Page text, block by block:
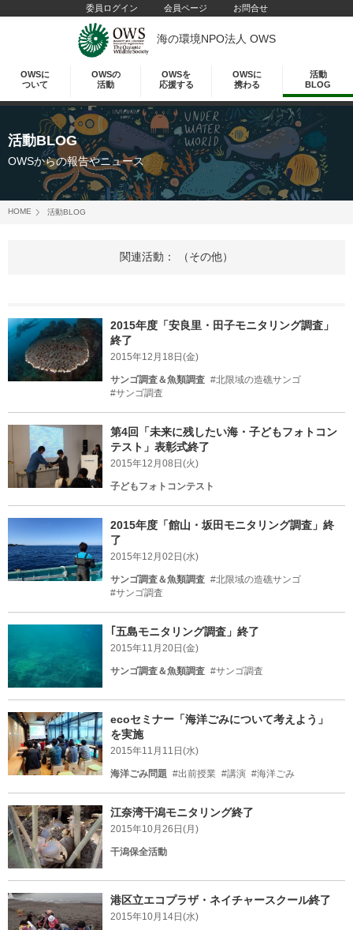
委員ログイン 会員ページ お問合せ
海の環境NPO法人 OWS
OWSに
ついて
OWSの
活動
OWSを
応援する
OWSに
携わる
活動
BLOG
活動BLOG
OWSからの報告やニュース
HOME 活動BLOG
関連活動： （その他）
2015年度「安良里・田子モニタリング調査」
終了
2015年12月18日(金)
サンゴ調査＆魚類調査 #北限域の造礁サンゴ
#サンゴ調査
第4回「未来に残したい海・子どもフォトコン
テスト」表彰式終了
2015年12月08日(火)
子どもフォトコンテスト
2015年度「館山・坂田モニタリング調査」終
了
2015年12月02日(水)
サンゴ調査＆魚類調査 #北限域の造礁サンゴ
#サンゴ調査
｢五島モニタリング調査」終了
2015年11月20日(金)
サンゴ調査＆魚類調査 #サンゴ調査
ecoセミナー「海洋ごみについて考えよう」
を実施
2015年11月11日(水)
海洋ごみ問題 #出前授業 #講演 #海洋ごみ
江奈湾干潟モニタリング終了
2015年10月26日(月)
干潟保全活動
港区立エコプラザ・ネイチャースクール終了
2015年10月14日(水)